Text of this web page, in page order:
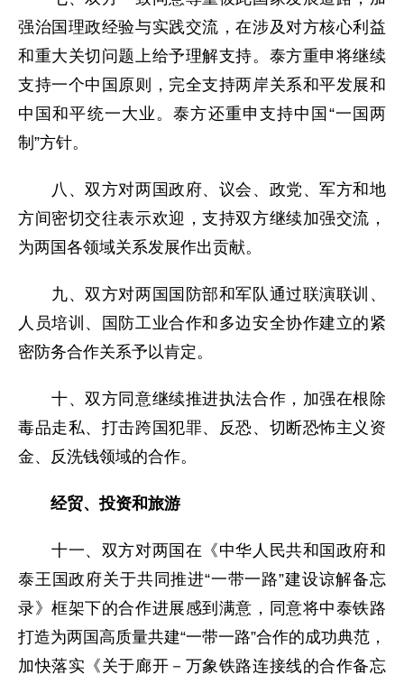
强治国理政经验与实践交流，在涉及对方核心利益
和重大关切问题上给予理解支持。泰方重申将继续
支持一个中国原则，完全支持两岸关系和平发展和
中国和平统一大业。泰方还重申支持中国“一国两
制”方针。
八、双方对两国政府、议会、政党、军方和地
方间密切交往表示欢迎，支持双方继续加强交流，
为两国各领域关系发展作出贡献。
九、双方对两国国防部和军队通过联演联训、
人员培训、国防工业合作和多边安全协作建立的紧
密防务合作关系予以肯定。
十、双方同意继续推进执法合作，加强在根除
毒品走私、打击跨国犯罪、反恐、切断恐怖主义资
金、反洗钱领域的合作。
经贸、投资和旅游
十一、双方对两国在《中华人民共和国政府和
泰王国政府关于共同推进“一带一路”建设谅解备忘
录》框架下的合作进展感到满意，同意将中泰铁路
打造为两国高质量共建“一带一路”合作的成功典范，
加快落实《关于廊开－万象铁路连接线的合作备忘